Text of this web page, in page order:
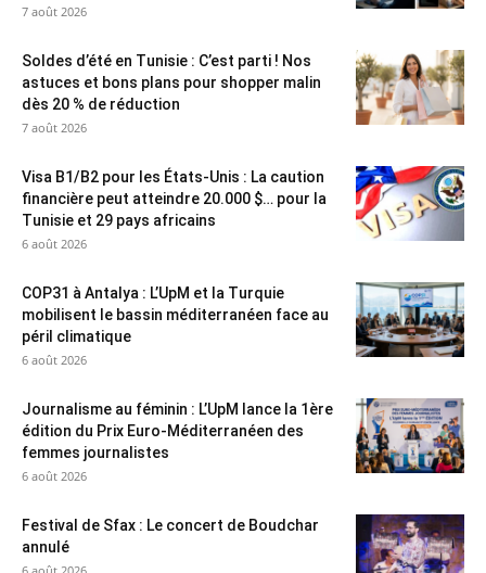
7 août 2026
Soldes d’été en Tunisie : C’est parti ! Nos
astuces et bons plans pour shopper malin
dès 20 % de réduction
7 août 2026
Visa B1/B2 pour les États-Unis : La caution
financière peut atteindre 20.000 $… pour la
Tunisie et 29 pays africains
6 août 2026
COP31 à Antalya : L’UpM et la Turquie
mobilisent le bassin méditerranéen face au
péril climatique
6 août 2026
Journalisme au féminin : L’UpM lance la 1ère
édition du Prix Euro-Méditerranéen des
femmes journalistes
6 août 2026
Festival de Sfax : Le concert de Boudchar
annulé